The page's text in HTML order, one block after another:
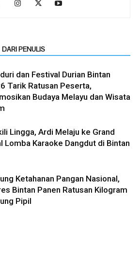
DARI PENULIS
dan Festival Durian Bintan
Tarik Ratusan Peserta,
Budaya Melayu dan Wisata
Lingga, Ardi Melaju ke Grand
Lomba Karaoke Dangdut di Bintan
Ketahanan Pangan Nasional,
Bintan Panen Ratusan Kilogram
Pipil